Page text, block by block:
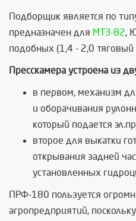
Подборщик является по
предназначен для МТЗ-82,
подобных (1,4 - 2,0 тяговый
Пресскамера устроена из
в первом, механизм
и оборачивания
который подается
второе для выкатки
открывания задней
установленных
ПРФ-180 пользуется
агропредприятий,